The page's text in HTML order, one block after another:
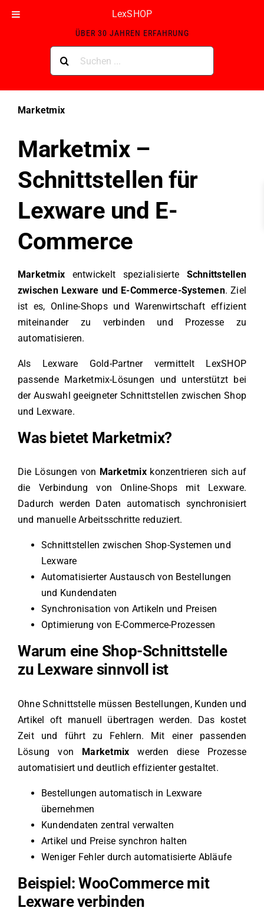
LexSHOP
ZERTIFIZIERTER LEXWARE GOLD-PARTNER MIT
ÜBER 30 JAHREN ERFAHRUNG
nach:
Marketmix
Marketmix –
Schnittstellen für
Lexware und E-
Commerce
Marketmix entwickelt spezialisierte Schnittstellen
zwischen Lexware und E-Commerce-Systemen. Ziel
ist es, Online-Shops und Warenwirtschaft effizient
miteinander zu verbinden und Prozesse zu
automatisieren.
Als Lexware Gold-Partner vermittelt LexSHOP
passende Marketmix-Lösungen und unterstützt bei
der Auswahl geeigneter Schnittstellen zwischen Shop
und Lexware.
Was bietet Marketmix?
Die Lösungen von Marketmixkonzentrieren sich auf
die Verbindung von Online-Shops mit Lexware.
Dadurch werden Daten automatisch synchronisiert
und manuelle Arbeitsschritte reduziert.
Schnittstellen zwischen Shop-Systemen und
Lexware
Automatisierter Austausch von Bestellungen
und Kundendaten
Synchronisation von Artikeln und Preisen
Optimierung von E-Commerce-Prozessen
Warum eine Shop-Schnittstelle
zu Lexware sinnvoll ist
Ohne Schnittstelle müssen Bestellungen, Kunden und
Artikel oft manuell übertragen werden. Das kostet
Zeit und führt zu Fehlern. Mit einer passenden
Lösung von Marketmix werden diese Prozesse
automatisiert und deutlich effizienter gestaltet.
Bestellungen automatisch in Lexware
übernehmen
Kundendaten zentral verwalten
Artikel und Preise synchron halten
Weniger Fehler durch automatisierte Abläufe
Beispiel: WooCommerce mit
Lexware verbinden